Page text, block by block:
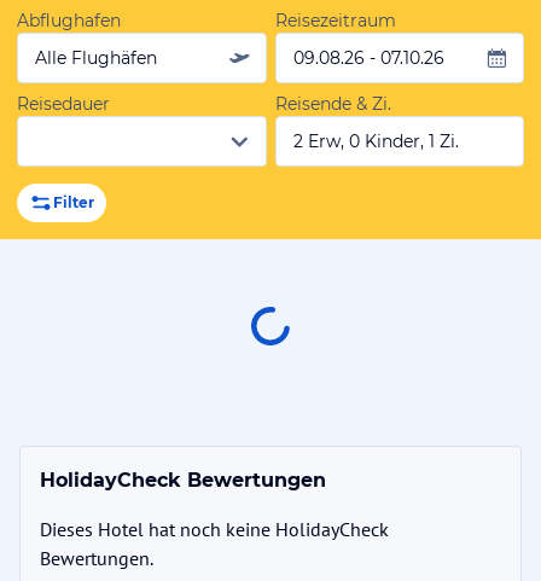
Abflughafen
Alle Flughäfen
Reisezeitraum
09.08.26 - 07.10.26
Reisedauer
Reisende & Zi.
2 Erw, 0 Kinder, 1 Zi.
Filter
HolidayCheck Bewertungen
Dieses Hotel hat noch keine HolidayCheck
Bewertungen.